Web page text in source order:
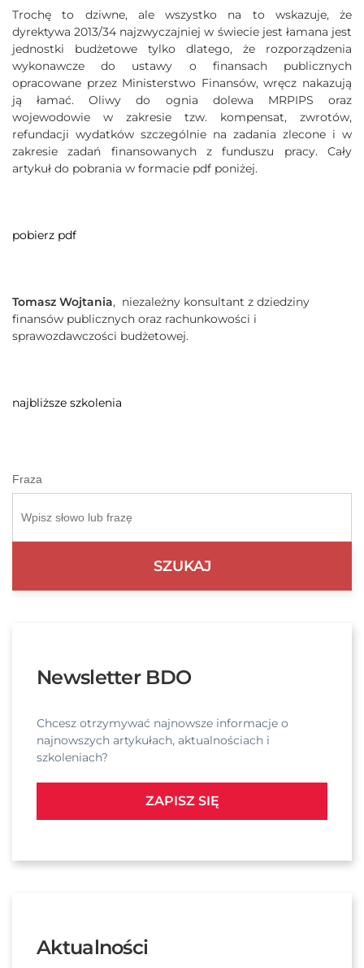
Trochę to dziwne, ale wszystko na to wskazuje, że
dyrektywa 2013/34 najzwyczajniej w świecie jest łamana jest
jednostki budżetowe tylko dlatego, że rozporządzenia
wykonawcze do ustawy o finansach publicznych
opracowane przez Ministerstwo Finansów, wręcz nakazują
ją łamać. Oliwy do ognia dolewa MRPIPS oraz
wojewodowie w zakresie tzw. kompensat, zwrotów,
refundacji wydatków szczególnie na zadania zlecone i w
zakresie zadań finansowanych z funduszu pracy. Cały
artykuł do pobrania w formacie pdf poniżej.
pobierz pdf
Tomasz Wojtania, niezależny konsultant z dziedziny
finansów publicznych oraz rachunkowości i
sprawozdawczości budżetowej.
najbliższe szkolenia
Fraza
Newsletter BDO
Chcesz otrzymywać najnowsze informacje o
najnowszych artykułach, aktualnościach i
szkoleniach?
ZAPISZ SIĘ
Aktualności